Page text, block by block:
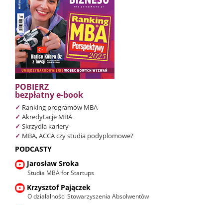
POBIERZ
bezpłatny e-book
✓ Ranking programów MBA
✓ Akredytacje MBA
✓ Skrzydła kariery
✓ MBA, ACCA czy studia podyplomowe?
PODCASTY
Jarosław Sroka
Studia MBA for Startups
Krzysztof Pajączek
O działalności Stowarzyszenia Absolwentów